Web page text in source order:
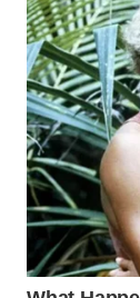
WN
BEKASI
WN
BOGOR
WN
DEPOK
WN
TAPANULI